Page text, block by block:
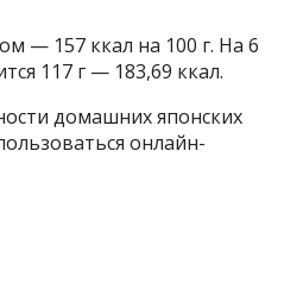
— 157 ккал на 100 г. На 6
117 г — 183,69 ккал.
домашних японских
онлайн-